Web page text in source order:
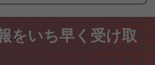
をいち早く受け取